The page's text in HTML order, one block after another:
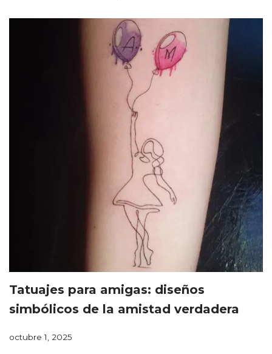
Tatuajes para amigas: diseños
simbólicos de la amistad verdadera
octubre 1, 2025